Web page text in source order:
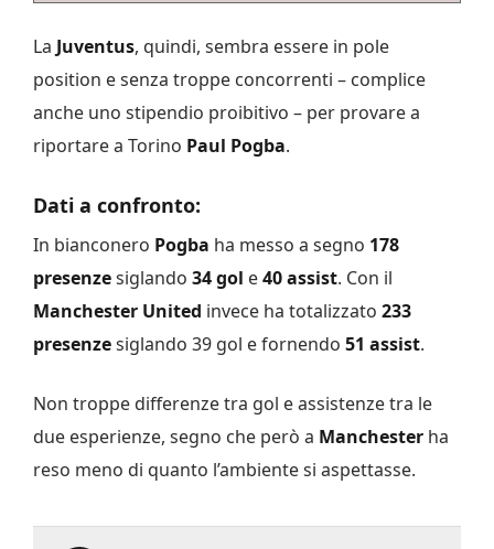
La Juventus, quindi, sembra essere in pole
position e senza troppe concorrenti – complice
anche uno stipendio proibitivo – per provare a
riportare a Torino Paul Pogba.
Dati a confronto:
In bianconero Pogba ha messo a segno 178
presenzesiglando 34 gol e40 assist. Con il
Manchester United invece ha totalizzato 233
presenzesiglando 39 gol e fornendo 51 assist.
Non troppe differenze tra gol e assistenze tra le
due esperienze, segno che però a Manchester ha
reso meno di quanto l’ambiente si aspettasse.